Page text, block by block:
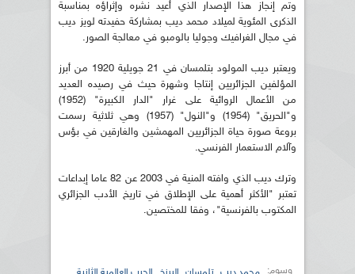
وتم إنجاز هذا الإصدار الذي أعيد نشره وإثراؤه بمناسبة
الذكرى المئوية لميلاد محمد ديب بمشاركة حفيدته لويز ديب
في مجال الغرافيك وجوليا بالومبو في معالجة الصور.
ويعتبر ديب المولود بتلمسان في 21 جويلية 1920 من أبرز
المؤلفين الجزائريين إنتاجا وشهرة حيث في رصيده العديد
من الأعمال الروائية على غرار "الدار الكبيرة" (1952)
و"الحريق" (1954) و"النول" (1957) وهي ثلاثية رسمت
بروعة صورة حياة الجزائريين المهمشين والغارقين في بؤس
وآلام الاستعمار الفرنسي.
وترك ديب الذي وافته المنية في 2003 عن 82 عاما إبداعات
تعتبر "الأكثر أهمية على الإطلاق في تاريخ الأدب الجزائري
المكتوب بالفرنسية"، وفقا للمختصين.
وسوم: